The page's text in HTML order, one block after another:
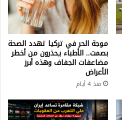
موجة الحر في تركيا تهدد الصحة
بصمت.. الأطباء يحذرون من أخطر
مضاعفات الجفاف وهذه أبرز
الأعراض
منذ 4 أيام